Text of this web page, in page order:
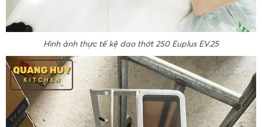
Hình ảnh thực tế kệ dao thớt 250 Euplus EV.25